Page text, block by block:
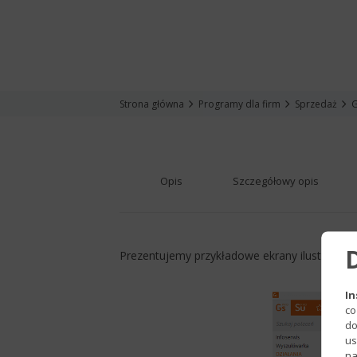
Strona główna Programy dla firm Sprzedaż
Opis Szczegółowy opis
Prezentujemy przykładowe ekrany